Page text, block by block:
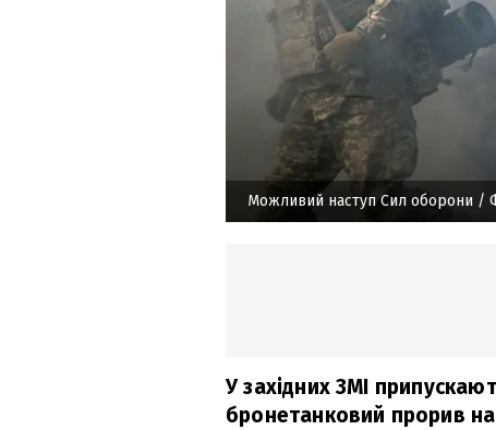
Можливий наступ Сил оборони /
У західних ЗМІ
бронетанковий прорив